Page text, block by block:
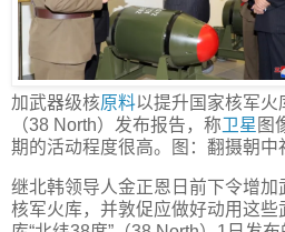
加武器级核原料以提升国家核军火
（38 North）发布报告，称卫星 图
期的活动程度很高。图：翻摄朝中
继北韩领导人金正恩日前下令增
核军火库，并敦促应做好动用这